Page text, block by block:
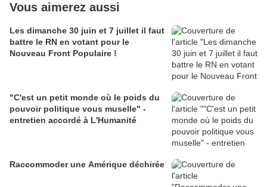
Vous aimerez aussi
Les dimanche 30 juin et 7 juillet il faut
battre le RN en votant pour le
Nouveau Front Populaire !
"C'est un petit monde où le poids du
pouvoir politique vous muselle" -
entretien accordé à L'Humanité
Raccommoder une Amérique déchirée